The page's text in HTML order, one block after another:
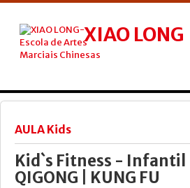
XIAO LONG
ESCOLA DE ARTES
INICIO
TAI CHI
KUNG FU
AULA Kids
Kid`s Fitness - Infantil |
QIGONG | KUNG FU